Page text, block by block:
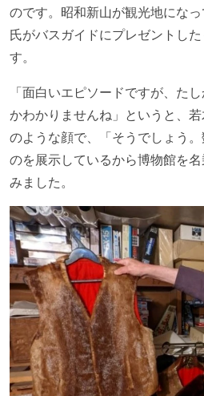
のです。昭和新山が観光地にな
氏がバスガイドにプレゼントし
す。
「面白いエピソードですが、た
かわかりませんね」というと、
のような顔で、「そうでしょう
のを展示しているから博物館を
みました。